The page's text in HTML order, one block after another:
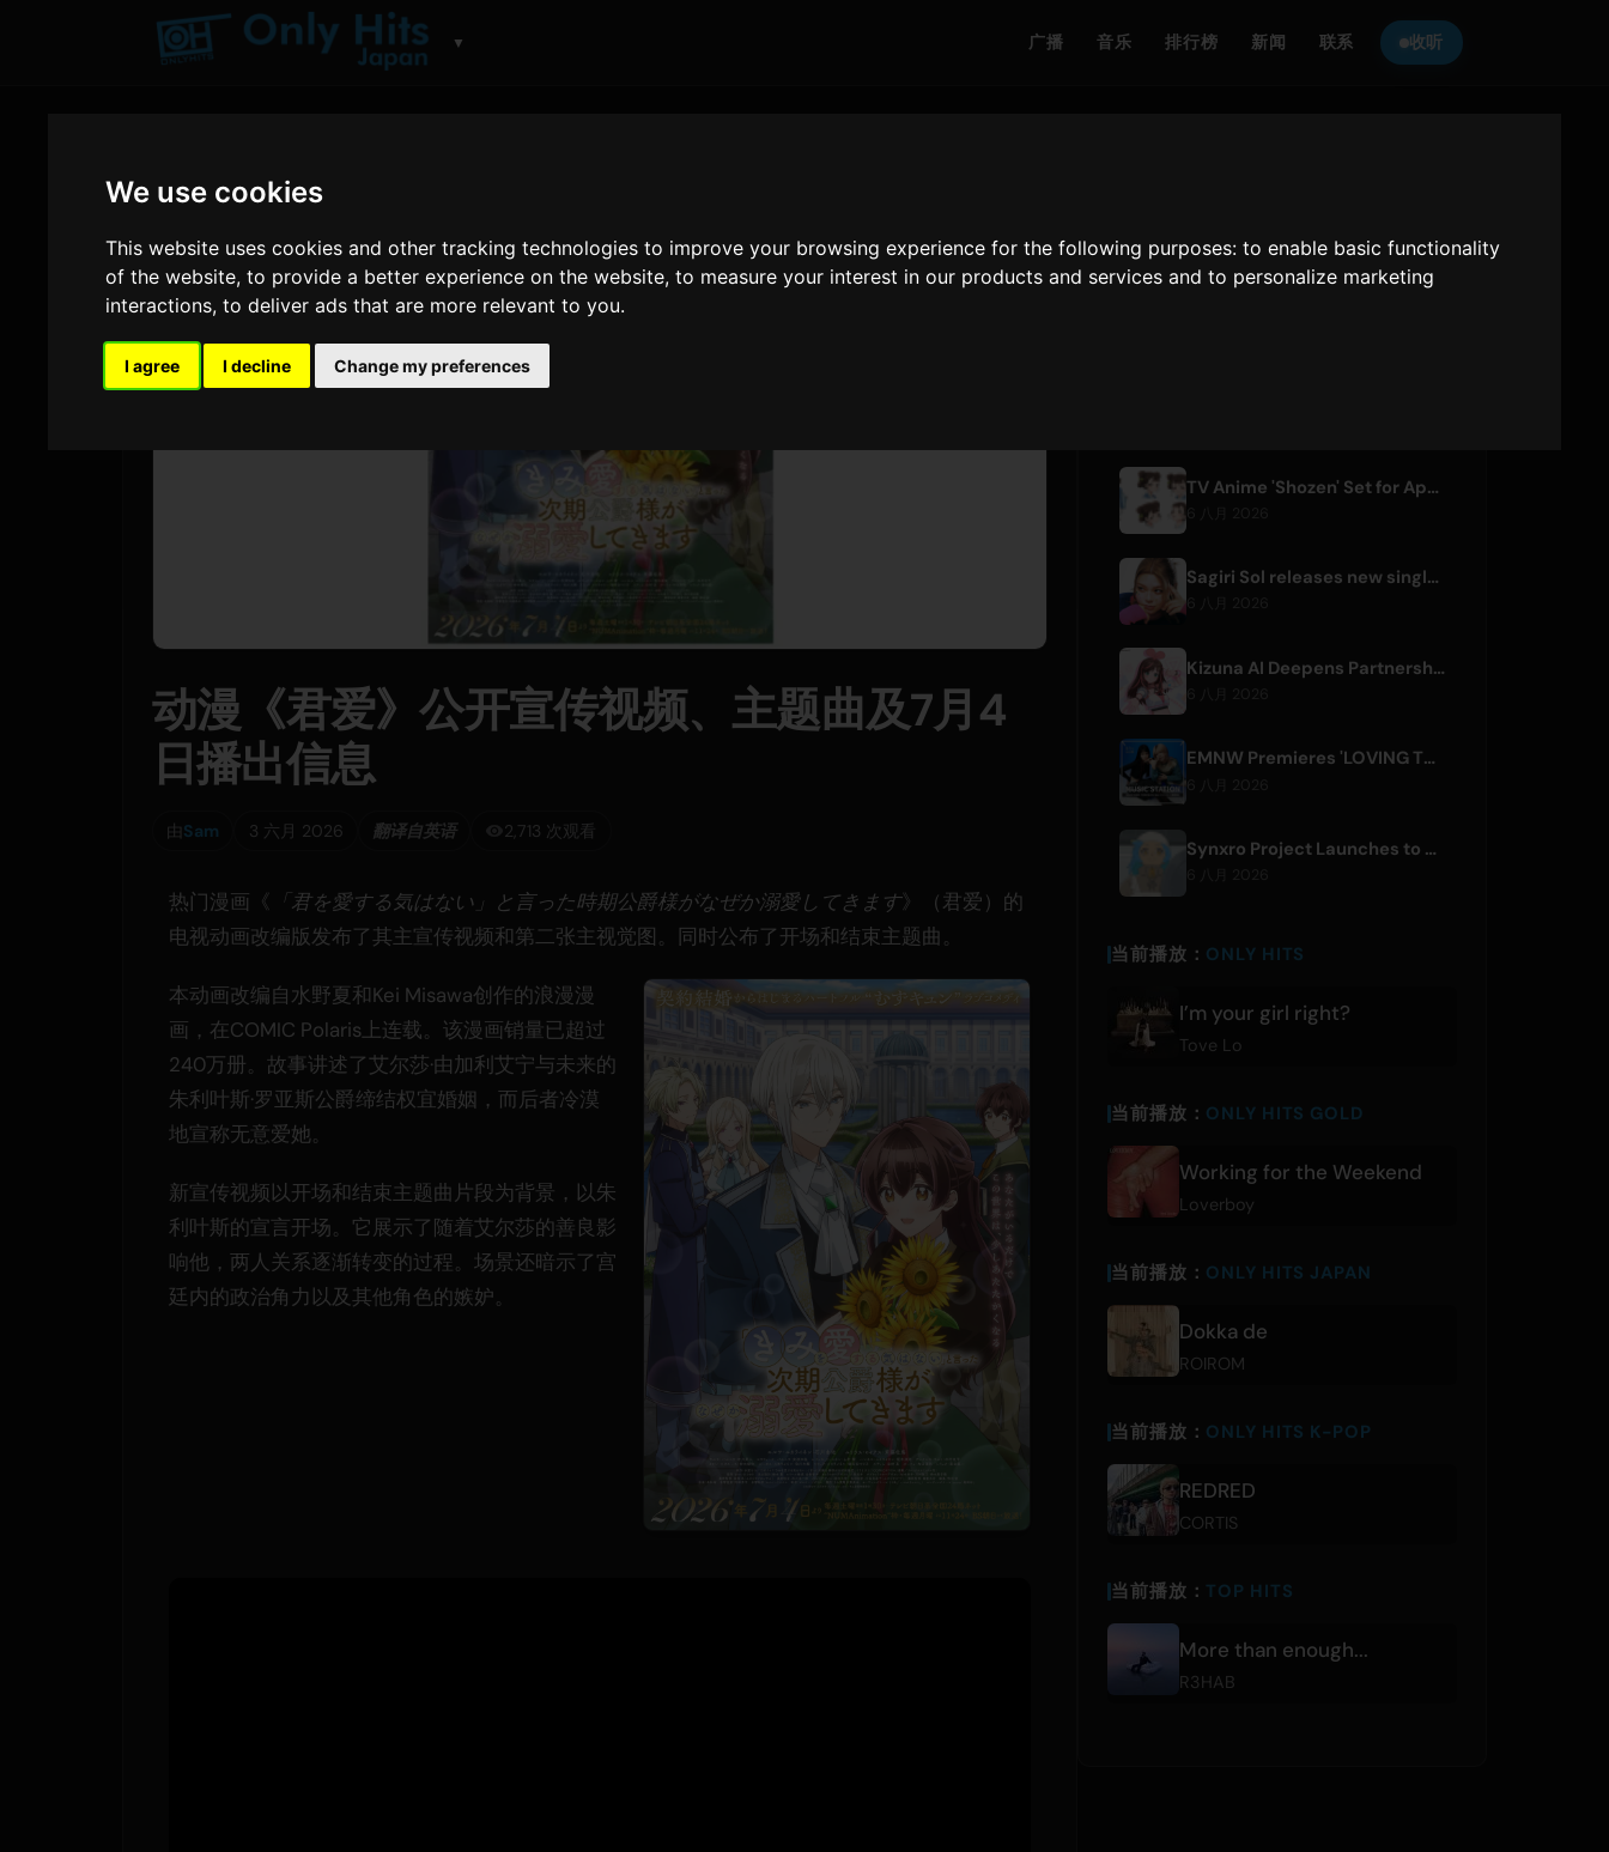
We use cookies
This website uses cookies and other tracking technologies to improve your browsing experience for the following purposes:to enable basic functionality
of the website,to provide a better experience on the website,to measure your interest in our products and services and to personalize marketing
interactions,to deliver ads that are more relevant to you.
I agree I decline Change my preferences
▼ 广播 音乐 排行榜 新闻 联系 收听
动漫《君爱》公开宣传视频、主题曲及7月4
日播出信息
由 Sam 3 六月 2026 翻译自英语 2,713 次观看
热门漫画《 「君を愛する気はない」と言った時期公爵様がなぜか溺愛してきます》（君爱）的
电视动画改编版发布了其主宣传视频和第二张主视觉图。同时公布了开场和结束主题曲。
本动画改编自水野夏和Kei Misawa创作的浪漫漫
画，在COMIC Polaris上连载。该漫画销量已超过
240万册。故事讲述了艾尔莎·由加利艾宁与未来的
朱利叶斯·罗亚斯公爵缔结权宜婚姻，而后者冷漠
地宣称无意爱她。
新宣传视频以开场和结束主题曲片段为背景，以朱
利叶斯的宣言开场。它展示了随着艾尔莎的善良影
响他，两人关系逐渐转变的过程。场景还暗示了宫
廷内的政治角力以及其他角色的嫉妒。
Only Hits Japan
TV Anime 'Shozen' Set for April 2027 Premiere on Fuji TV
Sagiri Sol releases new single 'next to your love' after hiatus
6 八月 2026
Kizuna AI Deepens Partnership with Asobisystem Ahead of 10th Anniversary World Tour
EMNW Premieres 'LOVING TO GET US BY' Music Video on August 7
6 八月 2026
Synxro Project Launches to Create New IP from Fictional Anime Openings
当前播放： ONLY HITS
I’m your girl right?
Tove Lo
当前播放： ONLY HITS GOLD
Working for the Weekend
Loverboy
当前播放： ONLY HITS JAPAN
Dokka de
ROIROM
当前播放： ONLY HITS K-POP
REDRED
CORTIS
当前播放： TOP HITS
More than enough...
R3HAB